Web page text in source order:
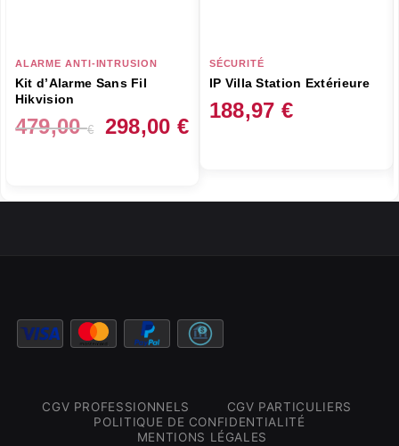
ALARME ANTI-INTRUSION
Kit d’Alarme Sans Fil
Hikvision
479,00€
Le
prix
298,00 €Le
prix
SÉCURITÉ
IP Villa Station Extérieure
188,97 €
CGV PROFESSIONNELS
CGV PARTICULIERS
POLITIQUE DE CONFIDENTIALITÉ
MENTIONS LÉGALES